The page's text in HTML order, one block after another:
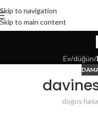
Skip to navigation
Skip to main content
Ev/düğün/
dogus